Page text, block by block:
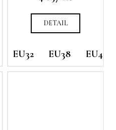
DETAIL
EU32 EU38 EU40